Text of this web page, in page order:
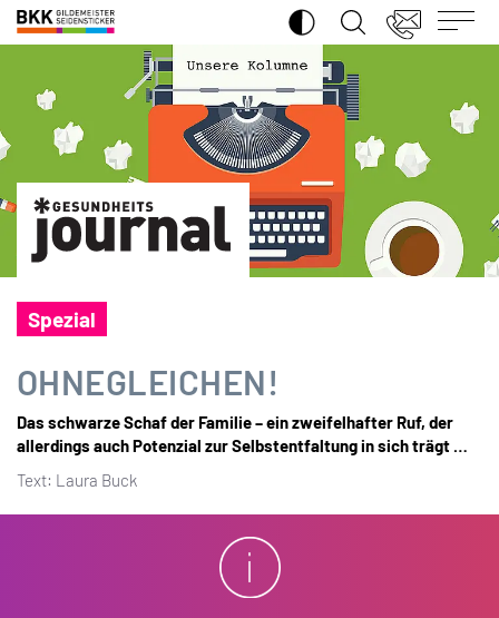
BKK
Gildemeister
SUCHE ÖFFNEN
Spezial
OHNEGLEICHEN!
Das schwarze Schaf der Familie – ein zweifelhafter Ruf, der
allerdings auch Potenzial zur Selbstentfaltung in sich trägt …
Text: Laura Buck